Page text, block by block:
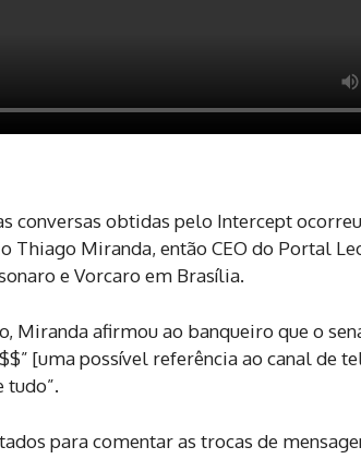
conversas obtidas pelo Intercept
Thiago Miranda, então CEO do Portal
e Vorcaro em Brasília.
Miranda afirmou ao banqueiro que o
[uma possível referência ao canal de
tudo”.
para comentar as trocas de